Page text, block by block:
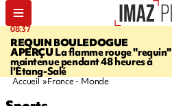
08:37
REQUIN BOULEDOGUE
APERÇU La flamme rouge "requin"
maintenue pendant 48 heures à
l'Étang-Salé
Accueil France - Monde